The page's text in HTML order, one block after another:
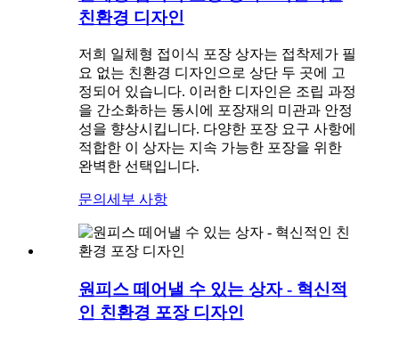
친환경 디자인
저희 일체형 접이식 포장 상자는 접착제가 필
요 없는 친환경 디자인으로 상단 두 곳에 고
정되어 있습니다. 이러한 디자인은 조립 과정
을 간소화하는 동시에 포장재의 미관과 안정
성을 향상시킵니다. 다양한 포장 요구 사항에
적합한 이 상자는 지속 가능한 포장을 위한
완벽한 선택입니다.
문의 세부 사항
원피스 떼어낼 수 있는 상자 - 혁신적
인 친환경 포장 디자인